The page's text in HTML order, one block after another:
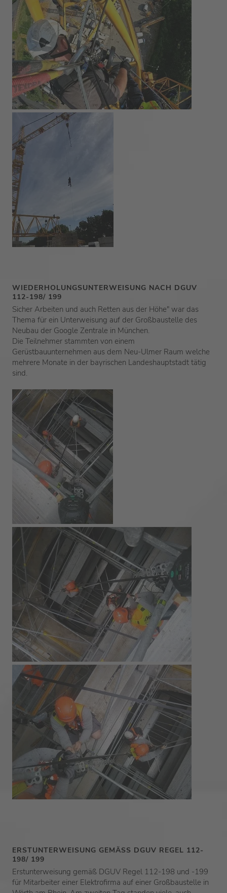
WIEDERHOLUNGSUNTERWEISUNG NACH DGUV
112-198/ 199
Sicher Arbeiten und auch Retten aus der Höhe" war das
Thema für ein Unterweisung auf der Großbaustelle des
Neubau der Google Zentrale in München.
Die Teilnehmer stammten von einem
Gerüstbauunternehmen aus dem Neu-Ulmer Raum welche
mehrere Monate in der bayrischen Landeshauptstadt tätig
sind.
ERSTUNTERWEISUNG GEMÄSS DGUV REGEL 112-1
98/ 199
Erstunterweisung gemäß DGUV Regel 112-198 und -199
für Mitarbeiter einer Elektrofirma auf einer Großbaustelle in